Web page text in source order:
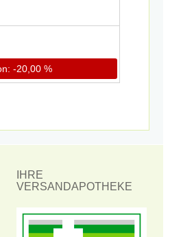
-20,00 %
IHRE
VERSANDAPOTHEKE